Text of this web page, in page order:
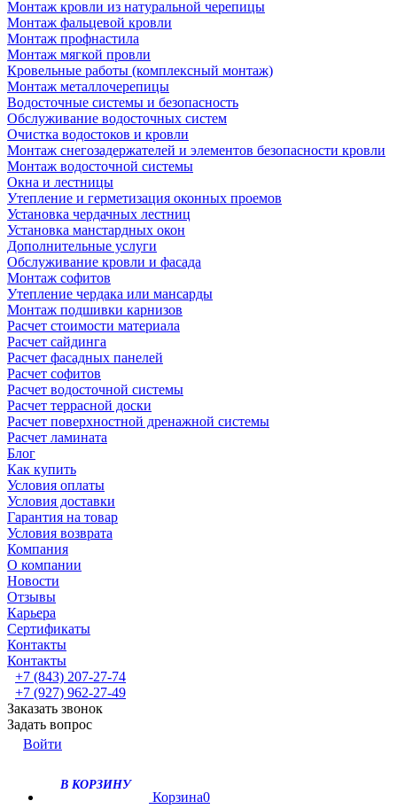
Монтаж кровли из натуральной черепицы
Монтаж фальцевой кровли
Монтаж профнастила
Монтаж мягкой провли
Кровельные работы (комплексный монтаж)
Монтаж металлочерепицы
Водосточные системы и безопасность
Обслуживание водосточных систем
Очистка водостоков и кровли
Монтаж снегозадержателей и элементов безопасности кровли
Монтаж водосточной системы
Окна и лестницы
Утепление и герметизация оконных проемов
Установка чердачных лестниц
Установка манстардных окон
Дополнительные услуги
Обслуживание кровли и фасада
Монтаж софитов
Утепление чердака или мансарды
Монтаж подшивки карнизов
Расчет стоимости материала
Расчет сайдинга
Расчет фасадных панелей
Расчет софитов
Расчет водосточной системы
Расчет террасной доски
Расчет поверхностной дренажной системы
Расчет ламината
Блог
Как купить
Условия оплаты
Условия доставки
Гарантия на товар
Условия возврата
Компания
О компании
Новости
Отзывы
Карьера
Сертификаты
Контакты
Контакты
+7 (843) 207-27-74
+7 (927) 962-27-49
Заказать звонок
Задать вопрос
Войти
В КОРЗИНУ
Корзина0